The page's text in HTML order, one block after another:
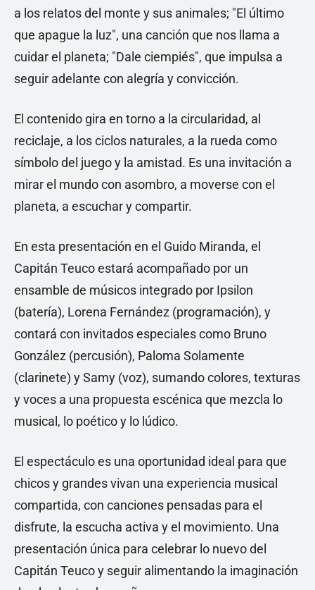
a los relatos del monte y sus animales; "El último
que apague la luz", una canción que nos llama a
cuidar el planeta; "Dale ciempiés", que impulsa a
seguir adelante con alegría y convicción.
El contenido gira en torno a la circularidad, al
reciclaje, a los ciclos naturales, a la rueda como
símbolo del juego y la amistad. Es una invitación a
mirar el mundo con asombro, a moverse con el
planeta, a escuchar y compartir.
En esta presentación en el Guido Miranda, el
Capitán Teuco estará acompañado por un
ensamble de músicos integrado por Ipsilon
(batería), Lorena Fernández (programación), y
contará con invitados especiales como Bruno
González (percusión), Paloma Solamente
(clarinete) y Samy (voz), sumando colores, texturas
y voces a una propuesta escénica que mezcla lo
musical, lo poético y lo lúdico.
El espectáculo es una oportunidad ideal para que
chicos y grandes vivan una experiencia musical
compartida, con canciones pensadas para el
disfrute, la escucha activa y el movimiento. Una
presentación única para celebrar lo nuevo del
Capitán Teuco y seguir alimentando la imaginación